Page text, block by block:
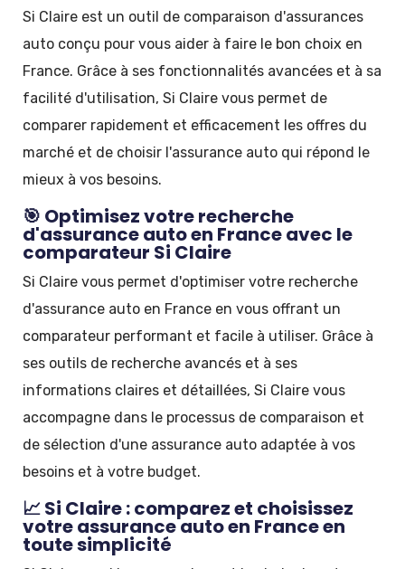
Si Claire est un outil de comparaison d'assurances
auto conçu pour vous aider à faire le bon choix en
France. Grâce à ses fonctionnalités avancées et à sa
facilité d'utilisation, Si Claire vous permet de
comparer rapidement et efficacement les offres du
marché et de choisir l'assurance auto qui répond le
mieux à vos besoins.
🎯 Optimisez votre recherche
d'assurance auto en France avec le
comparateur Si Claire
Si Claire vous permet d'optimiser votre recherche
d'assurance auto en France en vous offrant un
comparateur performant et facile à utiliser. Grâce à
ses outils de recherche avancés et à ses
informations claires et détaillées, Si Claire vous
accompagne dans le processus de comparaison et
de sélection d'une assurance auto adaptée à vos
besoins et à votre budget.
📈 Si Claire : comparez et choisissez
votre assurance auto en France en
toute simplicité